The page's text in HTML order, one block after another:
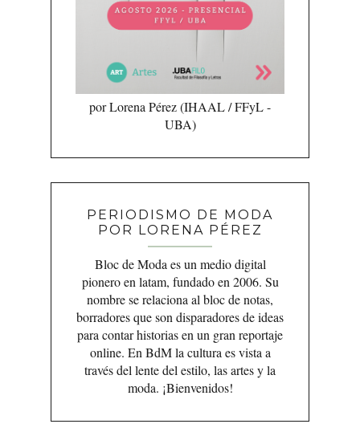
por Lorena Pérez (IHAAL / FFyL -
UBA)
PERIODISMO DE MODA
POR LORENA PÉREZ
Bloc de Moda es un medio digital
pionero en latam, fundado en 2006. Su
nombre se relaciona al bloc de notas,
borradores que son disparadores de ideas
para contar historias en un gran reportaje
online. En BdM la cultura es vista a
través del lente del estilo, las artes y la
moda. ¡Bienvenidos!